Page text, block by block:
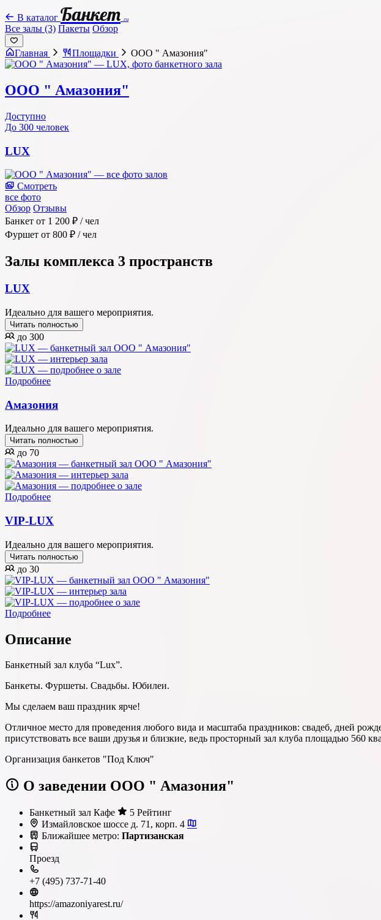
В каталог Банкет .ru
Все залы (3) Пакеты Обзор
Главная Площадки ООО " Амазония"
ООО " Амазония"
Доступно
До 300 человек
LUX
Смотреть
все фото
Обзор Отзывы
Банкет от 1 200 ₽ / чел
Фуршет от 800 ₽ / чел
Залы комплекса 3 пространств
LUX
Идеально для вашего мероприятия.
Читать полностью
до 300
Подробнее
Амазония
Идеально для вашего мероприятия.
Читать полностью
до 70
Подробнее
VIP-LUX
Идеально для вашего мероприятия.
Читать полностью
до 30
Подробнее
Описание
Банкетный зал клуба “Lux”.
Банкеты. Фуршеты. Свадьбы. Юбилеи.
Мы сделаем ваш праздник ярче!
Отличное место для проведения любого вида и масштаба праздников: свадеб, дней
присутствовать все ваши друзья и близкие, ведь просторный зал клуба площадью 560
Организация банкетов "Под Ключ"
О заведении ООО " Амазония"
Банкетный зал Кафе
5 Рейтинг
Измайловское шоссе д. 71, корп. 4
Ближайшее метро: Партизанская
Проезд
+7 (495) 737-71-40
https://amazoniyarest.ru/